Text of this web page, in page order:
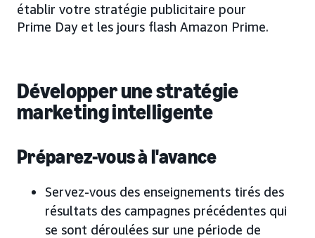
établir votre stratégie publicitaire pour
Prime Day et les jours flash Amazon Prime.
Développer une stratégie
marketing intelligente
Préparez-vous à l'avance
Servez-vous des enseignements tirés des
résultats des campagnes précédentes qui
se sont déroulées sur une période de